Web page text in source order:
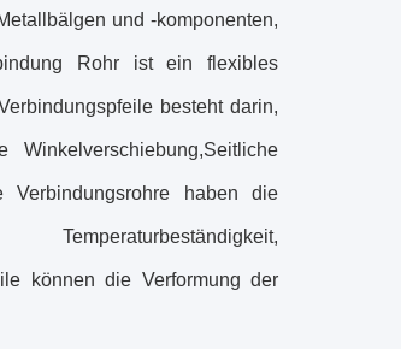
und -komponenten,
Rohr ist ein flexibles
besteht darin,
Verbindungsrohre haben die
können die Verformung der